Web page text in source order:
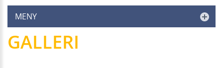
MENY
GALLERI